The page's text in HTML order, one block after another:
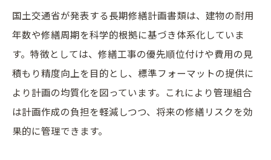
エクセルやフォーマットを使った計画書の実践
例
長期修繕計画エクセル活用の事例から学ぶ
ポイント
フォーマット別長期修繕計画書作成の成功
事例
無料ソフトで作成した長期修繕計画書の具
国土交通省が発表する長期修繕計画書類は、建物の耐用
年数や修繕周期を科学的根拠に基づき体系化していま
す。特徴としては、修繕工事の優先順位付けや費用の見
積もり精度向上を目的とし、標準フォーマットの提供に
より計画の均質化を図っています。これにより管理組合
は計画作成の負担を軽減しつつ、将来の修繕リスクを効
果的に管理できます。